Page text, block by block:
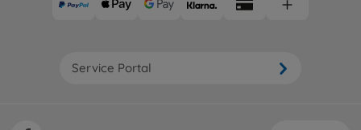
Service Portal